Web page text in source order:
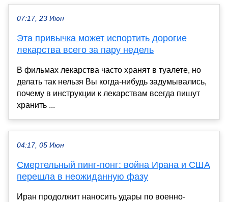
07:17, 23 Июн
Эта привычка может испортить дорогие
лекарства всего за пару недель
В фильмах лекарства часто хранят в туалете, но
делать так нельзя Вы когда-нибудь задумывались,
почему в инструкции к лекарствам всегда пишут
хранить ...
04:17, 05 Июн
Смертельный пинг-понг: война Ирана и США
перешла в неожиданную фазу
Иран продолжит наносить удары по военно-